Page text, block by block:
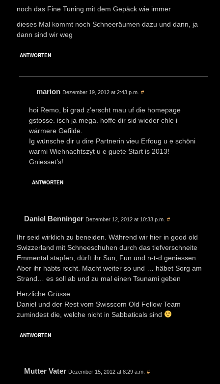
noch das Fine Tuning mit dem Gepäck wie immer
dieses Mal kommt noch Schneeräumen dazu und dann, ja
dann sind wir weg
ANTWORTEN
marion Dezember 19, 2012 at 2:43 p.m. #
hoi Remo, bi grad z’erscht mau uf die homepage
gstosse. isch ja mega. hoffe dir sid wieder chle i
wärmere Gefilde.
Ig wünsche dir u dire Partnerin vieu Erfoug u e schöni
warmi Wiehnachtszyt u e guete Start is 2013!
Gniesset’s!
ANTWORTEN
Daniel Benninger Dezember 12, 2012 at 10:33 p.m. #
Ihr seid wirklich zu beneiden. Während wir hier in good old
Swizzerland mit Schneeschuhen durch das tiefverschneite
Emmental stapfen, dürft ihr Sun, Fun und n-t-d geniessen.
Aber ihr habts recht. Macht weiter so und … häbet Sorg am
Strand… es soll ab und zu mal einen Tsunami geben
Herzliche Grüsse
Daniel und der Rest vom Swisscom Old Fellow Team
zumindest die, welche nicht in Sabbaticals sind
ANTWORTEN
Mutter Vater Dezember 15, 2012 at 8:29 a.m. #